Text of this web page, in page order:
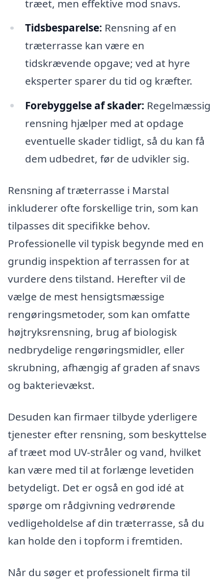
træet, men effektive mod snavs.
Tidsbesparelse: Rensning af en
træterrasse kan være en
tidskrævende opgave; ved at hyre
eksperter sparer du tid og kræfter.
Forebyggelse af skader: Regelmæssig
rensning hjælper med at opdage
eventuelle skader tidligt, så du kan få
dem udbedret, før de udvikler sig.
Rensning af træterrasse i Marstal
inkluderer ofte forskellige trin, som kan
tilpasses dit specifikke behov.
Professionelle vil typisk begynde med en
grundig inspektion af terrassen for at
vurdere dens tilstand. Herefter vil de
vælge de mest hensigtsmæssige
rengøringsmetoder, som kan omfatte
højtryksrensning, brug af biologisk
nedbrydelige rengøringsmidler, eller
skrubning, afhængig af graden af snavs
og bakterievækst.
Desuden kan firmaer tilbyde yderligere
tjenester efter rensning, som beskyttelse
af træet mod UV-stråler og vand, hvilket
kan være med til at forlænge levetiden
betydeligt. Det er også en god idé at
spørge om rådgivning vedrørende
vedligeholdelse af din træterrasse, så du
kan holde den i topform i fremtiden.
Når du søger et professionelt firma til